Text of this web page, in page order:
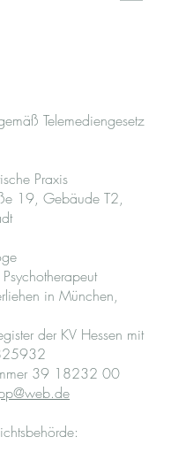
Telemediengesetz
Praxis
19, Gebäude T2,
in München,
der KV Hessen mit
39 18232 00